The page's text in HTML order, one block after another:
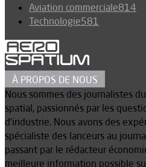
Aviation commerciale814
Technologie581
À PROPOS DE NOUS
Nous sommes des journalistes
spatial, passionnés par les
d’industrie. Nous avons des
spécialiste des lanceurs au
passant par le rédacteur
meilleure information possible